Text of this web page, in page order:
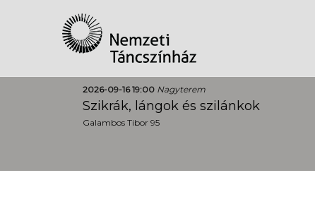
2026-09-16 19:00 Nagyterem
Szikrák, lángok és szilánkok
Galambos Tibor 95